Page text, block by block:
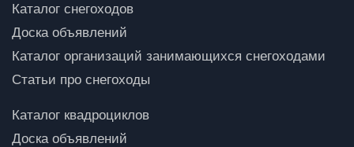
Каталог снегоходов
Доска объявлений
Каталог организаций занимающихся снегоходами
Статьи про снегоходы
Каталог квадроциклов
Доска объявлений